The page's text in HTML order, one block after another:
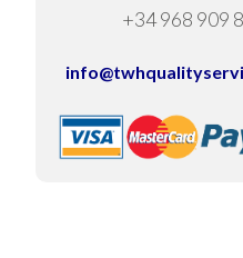
+34 968 909